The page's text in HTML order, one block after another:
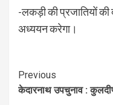
-लकड़ी की प्रजातियों
अध्ययन करेगा।
Continue
Reading
Previous
केदारनाथ उपचुनाव :